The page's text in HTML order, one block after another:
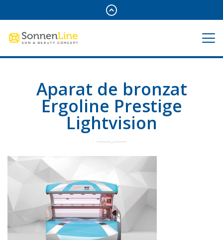
Aparat de bronzat
Ergoline Prestige
Lightvision